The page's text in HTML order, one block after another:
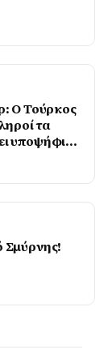
Ο Τούρκος
τα
υποψήφιος
Σμύρνης!